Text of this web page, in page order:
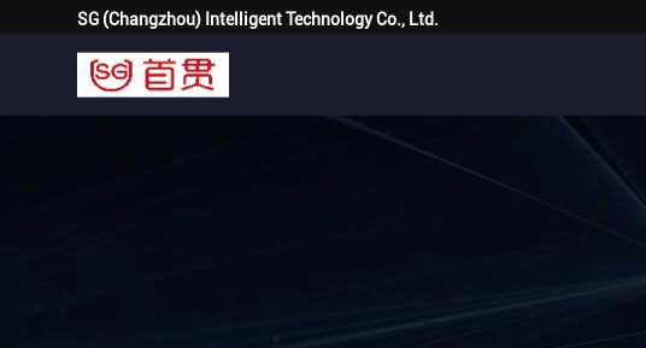
SG (Changzhou) Intelligent Technology Co., Ltd.